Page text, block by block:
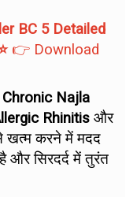
BC 5 Detailed
👉 Download
Chronic Najla
Rhinitis और
खत्म करने में मदद
और सिरदर्द में तुरंत